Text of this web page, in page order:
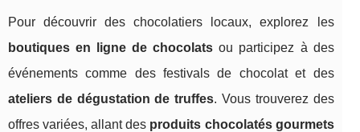
Pour découvrir des chocolatiers locaux, explorez les
boutiques en ligne de chocolats ou participez à des
événements comme des festivals de chocolat et des
ateliers de dégustation de truffes. Vous trouverez des
offres variées, allant des produits chocolatés gourmets